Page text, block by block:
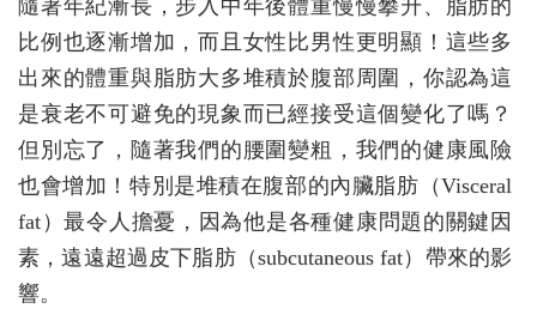
隨著年紀漸長，步入中年後體重慢慢攀升、脂肪的
比例也逐漸增加，而且女性比男性更明顯！這些多
出來的體重與脂肪大多堆積於腹部周圍，你認為這
是衰老不可避免的現象而已經接受這個變化了嗎？
但別忘了，隨著我們的腰圍變粗，我們的健康風險
也會增加！特別是堆積在腹部的內臟脂肪（Visceral
fat）最令人擔憂，因為他是各種健康問題的關鍵因
素，遠遠超過皮下脂肪（subcutaneous fat）帶來的影
響。